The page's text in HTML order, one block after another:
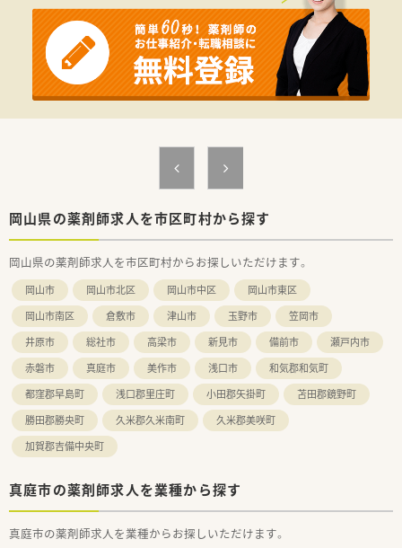
岡山県の薬剤師求人を市区町村から探す
岡山県の薬剤師求人を市区町村からお探しいただけます。
岡山市 岡山市北区 岡山市中区
岡山市東区
岡山市南区
倉敷市 津山市 玉野市
笠岡市
井原市
総社市 高梁市 新見市 備前市
瀬戸内市
赤磐市
真庭市 美作市 浅口市
和気郡和気町
都窪郡早島町
浅口郡里庄町 小田郡矢掛町
苫田郡鏡野町
勝田郡勝央町
久米郡久米南町
久米郡美咲町
加賀郡吉備中央町
真庭市の薬剤師求人を業種から探す
真庭市の薬剤師求人を業種からお探しいただけます。